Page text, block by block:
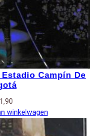
Campín De
winkelwagen